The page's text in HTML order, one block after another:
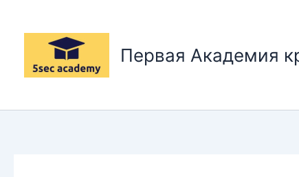
содержимому
Первая Академия